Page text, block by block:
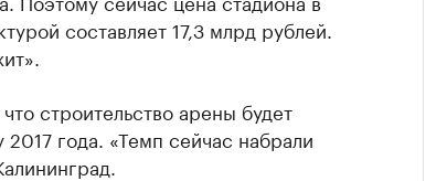
составляет 17,3 млрд рублей.
строительство арены будет
года. «Темп сейчас набрали